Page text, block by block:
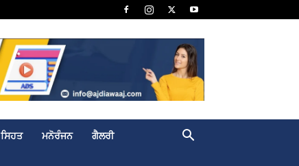
ਸਿਹਤ ਮਨੋਰੰਜਨ ਗੈਲਰੀ